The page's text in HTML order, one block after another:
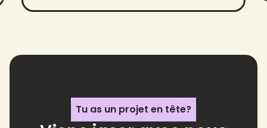
Tu as un projet en tête?